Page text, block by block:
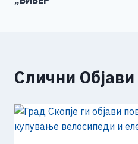
Слични Објави